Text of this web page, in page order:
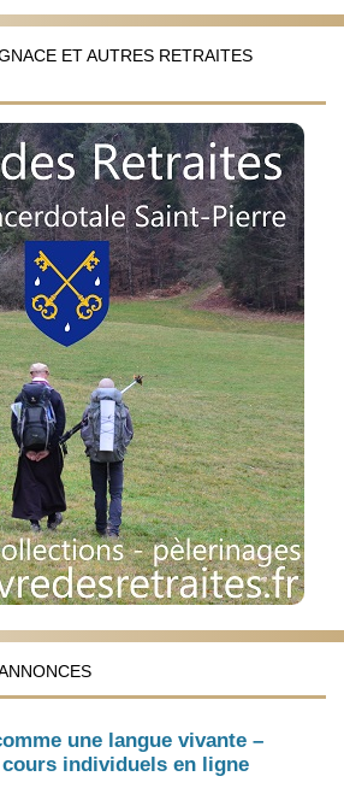
ET AUTRES RETRAITES
une langue vivante –
individuels en ligne